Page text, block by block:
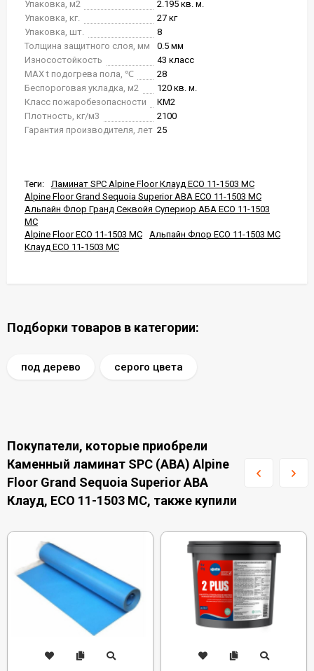
Упаковка, м2
2.195 кв. м.
Упаковка, кг.
27 кг
Упаковка, шт.
8
Толщина защитного слоя, мм
0.5 мм
Износостойкость
43 класс
MAX t подогрева пола, ℃
28
Беспороговая укладка, м2
120 кв. м.
Класс пожаробезопасности
КМ2
Плотность, кг/м3
2100
Гарантия производителя, лет 25
Теги:
Ламинат SPC Alpine Floor Клауд ECO 11-1503 MC
Alpine Floor Grand Sequoia Superior ABA ECO 11-1503 MC
Альпайн Флор Гранд Секвойя Супериор АБА ECO 11-1503
MC
Alpine Floor ECO 11-1503 MC
Альпайн Флор ECO 11-1503 MC
Клауд ECO 11-1503 MC
Подборки товаров в категории:
под дерево серого цвета
Покупатели, которые приобрели
Каменный ламинат SPC (ABA) Alpine
Floor Grand Sequoia Superior ABA
Клауд, ECO 11-1503 MC, также купили